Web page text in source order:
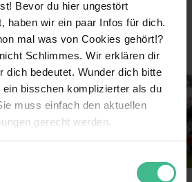
Bevor du hier ungestört
haben wir ein paar Infos für dich.
mal was von Cookies gehört!?
Schlimmes. Wir erklären dir
dich bedeutet. Wunder dich bitte
bisschen komplizierter als du
muss einfach den aktuellen
gerecht werden.
Städte für dich!
Leute kennen und arbeite im
Woche
hinaus Prämien durch deine
coachen & erhalte nach
weiterlesen